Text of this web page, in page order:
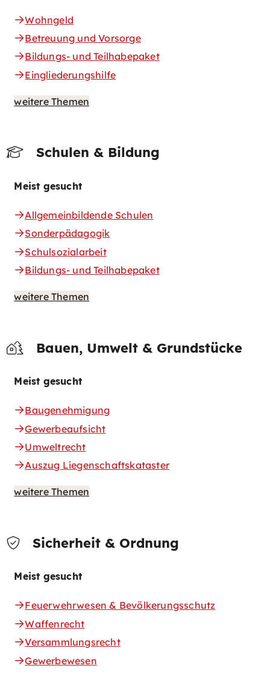
Wohngeld
Betreuung und Vorsorge
Bildungs- und Teilhabepaket
Eingliederungshilfe
weitere Themen
Schulen & Bildung
Meist gesucht
Allgemeinbildende Schulen
Sonderpädagogik
Schulsozialarbeit
Bildungs- und Teilhabepaket
weitere Themen
Bauen, Umwelt & Grundstücke
Meist gesucht
Baugenehmigung
Gewerbeaufsicht
Umweltrecht
Auszug Liegenschaftskataster
weitere Themen
Sicherheit & Ordnung
Meist gesucht
Feuerwehrwesen & Bevölkerungsschutz
Waffenrecht
Versammlungsrecht
Gewerbewesen